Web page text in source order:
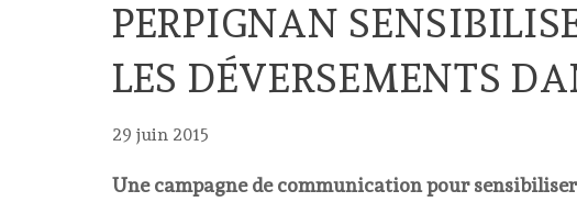
PERPIGNAN
LES DÉVERSEMENTS
29 juin 2015
Une campagne de communication pour